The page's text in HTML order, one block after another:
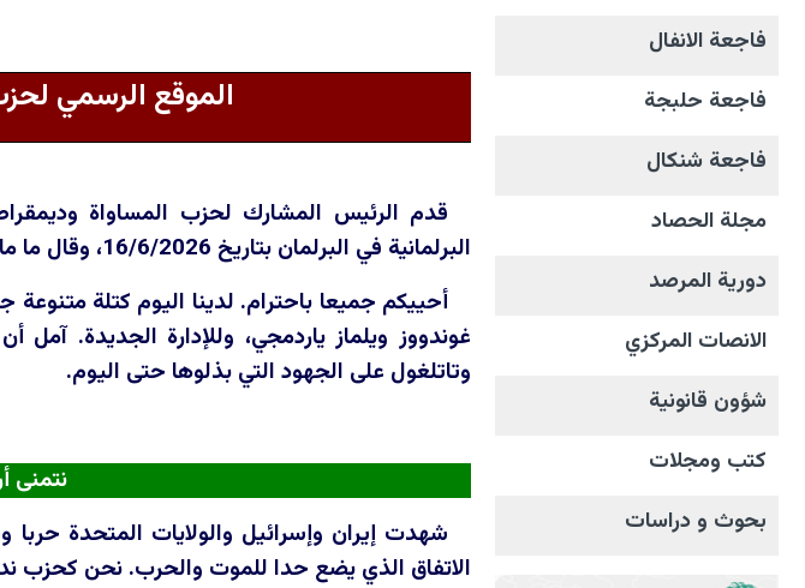
فاجعة الانفال
فاجعة حلبجة
فاجعة شنكال
مجلة الحصاد
دورية المرصد
الانصات المرکزي
شؤون قانونية
كتب ومجلات
بحوث و دراسات
الموقع الرسمي
قدم الرئيس المشارك لحزب المساواة
البرلمانية في البرلمان بتاريخ 16/6/2026، وقال ما ماياتي:
أحييكم جميعا باحترام. لدينا اليوم كتلة متنوعة
غوندووز ويلماز ياردمجي، وللإدارة الجديدة.
وتاتلغول على الجهود التي بذلوها حتى اليوم.
نتمنى
شهدت إيران وإسرائيل والولايات المتحدة
الاتفاق الذي يضع حدا للموت والحرب. نحن كحزب